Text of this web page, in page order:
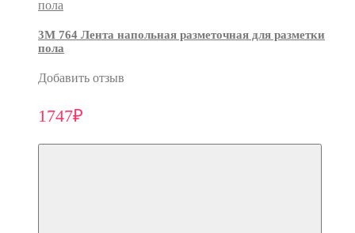
3M 764 Лента напольная разметочная для разметки
пола
Добавить отзыв
1747₽